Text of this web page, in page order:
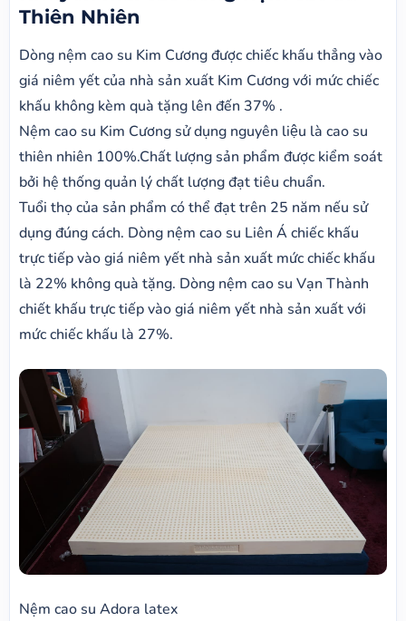
Thiên Nhiên
Dòng nệm cao su Kim Cương được chiếc khấu thẳng vào
giá niêm yết của nhà sản xuất Kim Cương với mức chiếc
khấu không kèm quà tặng lên đến 37% .
Nệm cao su Kim Cương sử dụng nguyên liệu là cao su
thiên nhiên 100%.Chất lượng sản phẩm được kiểm soát
bởi hệ thống quản lý chất lượng đạt tiêu chuẩn.
Tuổi thọ của sản phẩm có thể đạt trên 25 năm nếu sử
dụng đúng cách. Dòng nệm cao su Liên Á chiếc khấu
trực tiếp vào giá niêm yết nhà sản xuất mức chiếc khấu
là 22% không quà tặng. Dòng nệm cao su Vạn Thành
chiết khấu trực tiếp vào giá niêm yết nhà sản xuất với
mức chiếc khấu là 27%.
Nệm cao su Adora latex